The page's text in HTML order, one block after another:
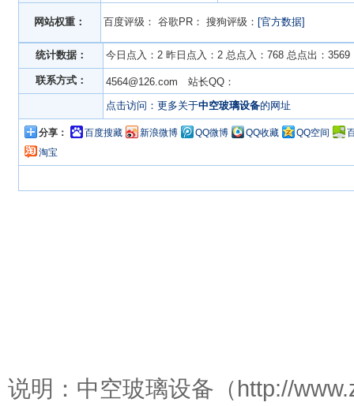
网站权重： 百度评级： 谷歌PR： 搜狗评级： [官方数据]
统计数据： 今日点入：2 昨日点入：2 总点入：768 总点出：3569
联系方式：
4564@126.com 站长QQ：
点击访问：更多关于中空玻璃设备的网址
分享： 百度搜藏 新浪微博 QQ微博 QQ收藏 QQ空间
淘宝
说明：中空玻璃设备（http://